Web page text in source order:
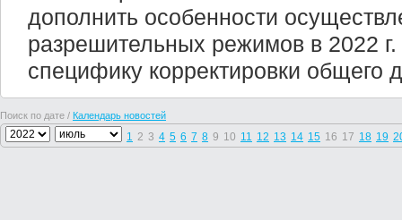
дополнить особенности
разрешительных режимов в 2022 г.
специфику корректировки общего
Поиск по дате / Календарь новостей
1 2 3 4 5 6 7 8 9 10 11 12 13 14 15 16 17 18 19